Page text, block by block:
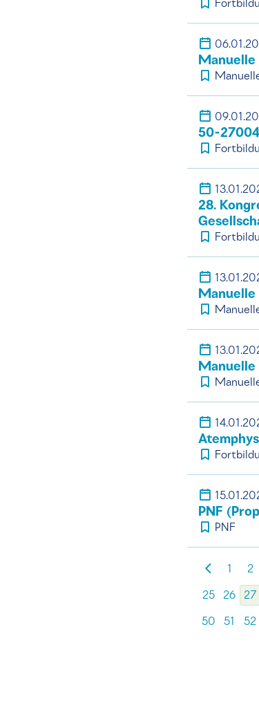
Manuelle
50-
28.
Manuelle
PNF
PNF
1 2
25 26 27
50 51 52